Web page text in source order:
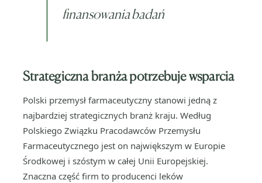
finansowania badań
Strategiczna branża potrzebuje wsparcia
Polski przemysł farmaceutyczny stanowi jedną z
najbardziej strategicznych branż kraju. Według
Polskiego Związku Pracodawców Przemysłu
Farmaceutycznego jest on największym w Europie
Środkowej i szóstym w całej Unii Europejskiej.
Znaczna część firm to producenci leków